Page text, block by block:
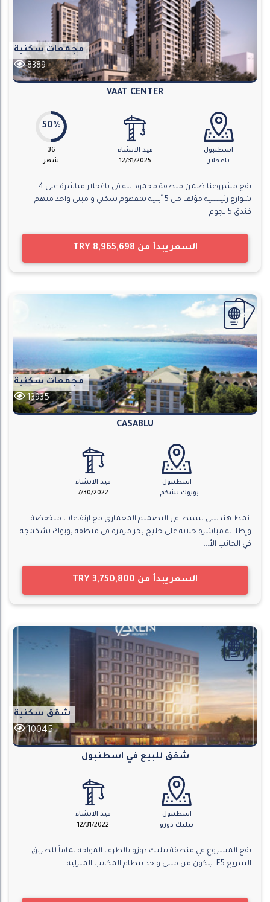
مجمعات سكنية
8389
VAAT CENTER
اسطنبول
باغجلار
قيد الانشاء
12/31/2025
50%
36
شهر
يقع مشروعنا ضمن منطقة محمود بيه في باغجلار مباشرة على 4
شوارع رئيسية مؤلف من 5 أبنية بمفهوم سكني و مبنى واحد منهم
فندق 5 نجوم
السعر يبدأ من TRY 8,965,698
مجمعات سكنية
13935
CASABLU
اسطنبول
بويوك تشكم...
قيد الانشاء
7/30/2022
.نمط هندسي بسيط في التصميم المعماري مع ارتفاعات منخفضة
وإطلالة مباشرة خلابة على خليج بحر مرمرة في منطقة بويوك تشكمجه
في الجانب الأ...
السعر يبدأ من TRY 3,750,800
شقق سكنية
10045
شقق للبيع في اسطنبول
اسطنبول
بيليك دوزو
قيد الانشاء
12/31/2022
يقع المشروع في منطقة بيليك دوزو بالطرف المواجه تماماً للطريق
السريع E5. يتكون من مبنى واحد بنظام المكاتب المنزلية .